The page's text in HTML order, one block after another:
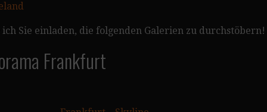
Sie einladen, die folgenden Galerien zu durchstöbern!
Frankfurt